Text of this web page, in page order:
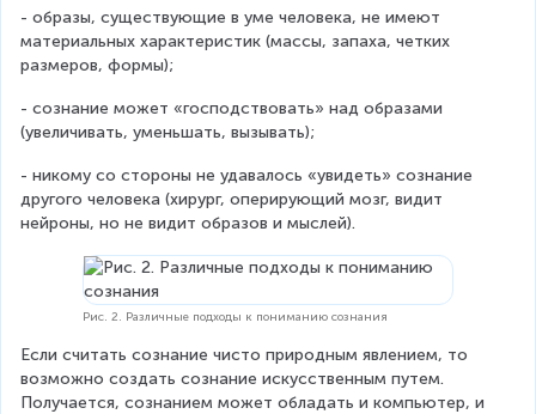
- образы, существующие в уме человека, не имеют
материальных характеристик (массы, запаха, четких
размеров, формы);
- сознание может «господствовать» над образами
(увеличивать, уменьшать, вызывать);
- никому со стороны не удавалось «увидеть» сознание
другого человека (хирург, оперирующий мозг, видит
нейроны, но не видит образов и мыслей).
Рис. 2. Различные подходы к пониманию сознания
Если считать сознание чисто природным явлением, то
возможно создать сознание искусственным путем.
Получается, сознанием может обладать и компьютер, и